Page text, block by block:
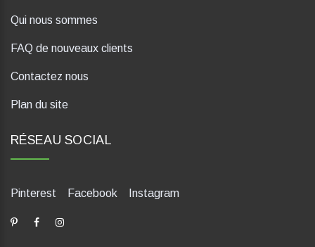
Qui nous sommes
FAQ de nouveaux clients
Contactez nous
Plan du site
RÉSEAU SOCIAL
Pinterest Facebook Instagram